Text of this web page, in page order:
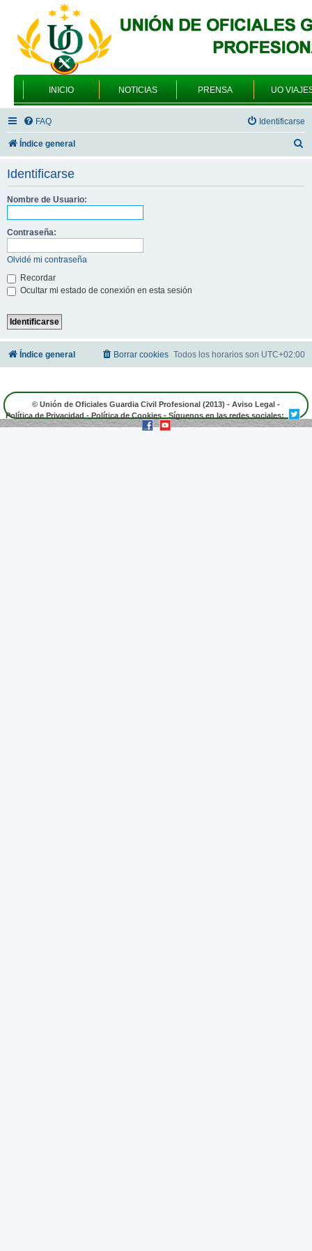
INICIO NOTICIAS PRENSA UO
FAQ Identificarse
Índice general
Identificarse
Nombre de Usuario:
Contraseña:
Olvidé mi contraseña
Recordar
Ocultar mi estado de conexión en esta sesión
Índice general Todos los horarios son UTC+02:00
Borrar cookies
© Unión de Oficiales Guardia Civil Profesional (2013) - Aviso Legal -
Política de Privacidad - Política de Cookies - Síguenos en las redes sociales: